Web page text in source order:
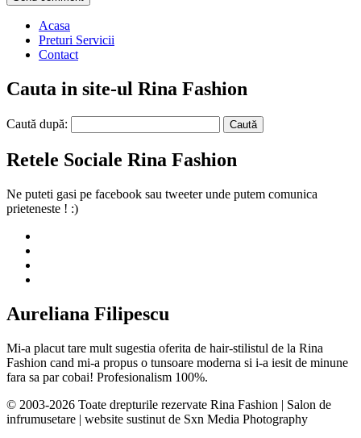
Acasa
Preturi Servicii
Contact
Cauta in site-ul Rina Fashion
Caută după:
Retele Sociale Rina Fashion
Ne puteti gasi pe facebook sau tweeter unde putem comunica
prieteneste ! :)
Aureliana Filipescu
Mi-a placut tare mult sugestia oferita de hair-stilistul de la Rina
Fashion cand mi-a propus o tunsoare moderna si i-a iesit de minune
fara sa par cobai! Profesionalism 100%.
© 2003-2026 Toate drepturile rezervate Rina Fashion | Salon de
infrumusetare | website sustinut de Sxn Media Photography